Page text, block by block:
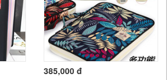
385,000 đ